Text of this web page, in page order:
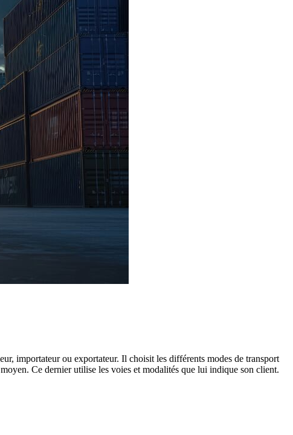
importateur ou exportateur. Il choisit les différents modes de transport
Ce dernier utilise les voies et modalités que lui indique son client.